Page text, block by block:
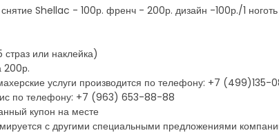
Shellac - 100р. френч - 200р. дизайн -100р./1
или наклейка)
200р.
услуги производится по телефону: +7 (499)135-
по телефону: +7 (963) 653-88-88
купон на месте
с другими специальными предложениями